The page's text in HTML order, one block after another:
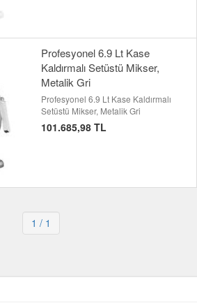
Profesyonel 6.9 Lt Kase
Kaldırmalı Setüstü Mikser,
Metalik Gri
Profesyonel 6.9 Lt Kase Kaldırmalı
Setüstü Mikser, Metalik Gri
101.685,98 TL
1 / 1